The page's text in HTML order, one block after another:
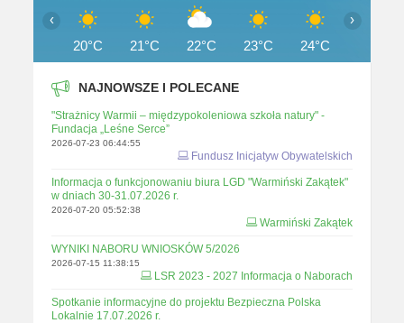
20°C 21°C 22°C 23°C 24°C
‹ ›
NAJNOWSZE I POLECANE
"Strażnicy Warmii – międzypokoleniowa szkoła natury" -
Fundacja „Leśne Serce”
2026-07-23 06:44:55
Fundusz Inicjatyw Obywatelskich
Informacja o funkcjonowaniu biura LGD "Warmiński Zakątek"
w dniach 30-31.07.2026 r.
2026-07-20 05:52:38
Warmiński Zakątek
WYNIKI NABORU WNIOSKÓW 5/2026
2026-07-15 11:38:15
LSR 2023 - 2027 Informacja o Naborach
Spotkanie informacyjne do projektu Bezpieczna Polska
Lokalnie 17.07.2026 r.